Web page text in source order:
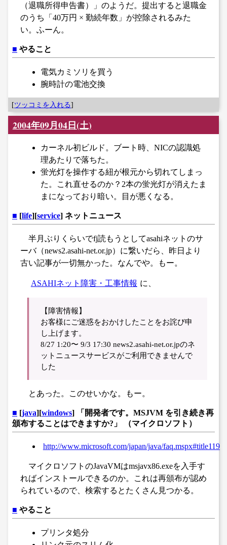
（退職所得申告書）」のようだ。提出すると退職金
のうち「40万円 × 勤続年数」が控除されるみた
い。ふーん。
■ やること
電気カミソリを買う
腕時計の電池交換
[ツッコミを入れる]
2004年09月04日(土)
カーネル初ビルド。ブート時、NICの認識処
理あたりで落ちた。
蛍光灯を操作する紐が根元から切れてしまっ
た。これ直せるのか？2本の蛍光灯が消えたま
まになっており暗い。目が悪くなる。
■ [life][service] ネットニュース
半月ぶりくらいでfj読もうとしてasahiネットのサ
ーバ（news2.asahi-net.or.jp）に繋いだら、昨日より
古い記事が一切無かった。なんでや。もー。
ASAHIネット障害・工事情報 に、
【障害情報】
お客様にご迷惑をおかけしたことをお詫び申
し上げます。
8/27 1:20〜 9/3 17:30 news2.asahi-net.or.jpのネ
ットニュースサービスがご利用できませんで
した
とあった。このせいかな。もー。
■ [java][windows] 「開発者です。MSJVM を引き続き再
頒布することはできますか?」 （マイクロソフト）
http://www.microsoft.com/japan/java/faq.mspx#title119
マイクロソフトのJavaVMはmsjavx86.exeを入手す
ればインストールできるのか。これは再頒布が認め
られているので、検索するとたくさん見つかる。
■ やること
プリンタ処分